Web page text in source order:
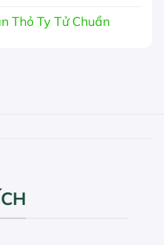
Thỏ Ty Tử Chuẩn